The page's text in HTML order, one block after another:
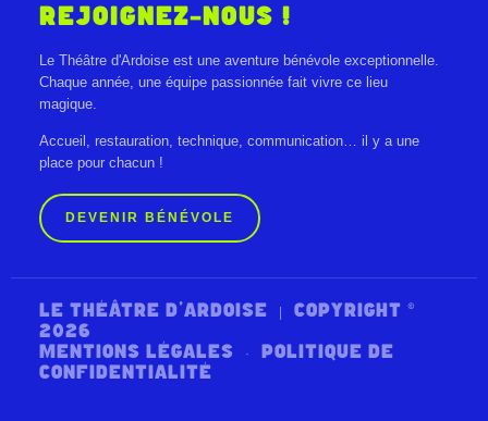
REJOIGNEZ-NOUS !
Le Théâtre d'Ardoise est une aventure bénévole exceptionnelle.
Chaque année, une équipe passionnée fait vivre ce lieu
magique.
Accueil, restauration, technique, communication… il y a une
place pour chacun !
DEVENIR BÉNÉVOLE
LE THÉÂTRE D'ARDOISE | COPYRIGHT ©
2026
MENTIONS LÉGALES · POLITIQUE DE
CONFIDENTIALITÉ